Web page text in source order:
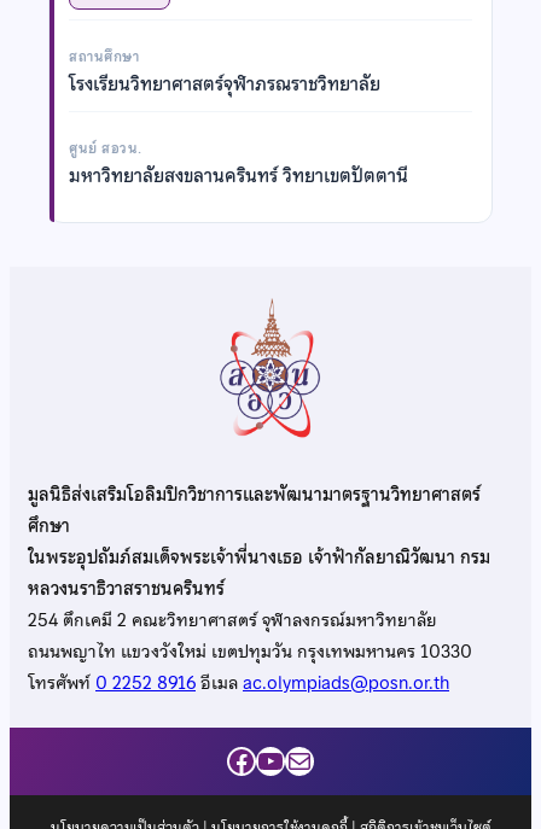
สถานศึกษา
โรงเรียนวิทยาศาสตร์จุฬาภรณราชวิทยาลัย
ศูนย์ สอวน.
มหาวิทยาลัยสงขลานครินทร์ วิทยาเขตปัตตานี
มูลนิธิส่งเสริมโอลิมปิกวิชาการและพัฒนามาตรฐานวิทยาศาสตร์
ศึกษา
ในพระอุปถัมภ์สมเด็จพระเจ้าพี่นางเธอ เจ้าฟ้ากัลยาณิวัฒนา กรม
หลวงนราธิวาสราชนครินทร์
254 ตึกเคมี 2 คณะวิทยาศาสตร์ จุฬาลงกรณ์มหาวิทยาลัย
ถนนพญาไท แขวงวังใหม่ เขตปทุมวัน กรุงเทพมหานคร 10330
โทรศัพท์0 2252 8916อีเมลac.olympiads@posn.or.th
Facebook
YouTube
Mail